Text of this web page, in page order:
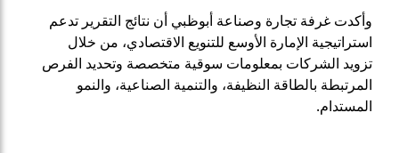
وأكدت غرفة تجارة وصناعة أبوظبي أن نتائج التقرير تدعم
استراتيجية الإمارة الأوسع للتنويع الاقتصادي، من خلال
تزويد الشركات بمعلومات سوقية متخصصة وتحديد الفرص
المرتبطة بالطاقة النظيفة، والتنمية الصناعية، والنمو
المستدام.